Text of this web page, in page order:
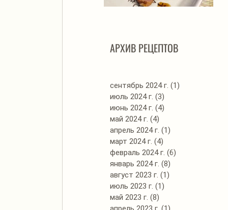
соусе
АРХИВ РЕЦЕПТОВ
сентябрь 2024 г. (1)
июль 2024 г. (3)
июнь 2024 г. (4)
май 2024 г. (4)
апрель 2024 г. (1)
март 2024 г. (4)
февраль 2024 г. (6)
январь 2024 г. (8)
август 2023 г. (1)
июль 2023 г. (1)
май 2023 г. (8)